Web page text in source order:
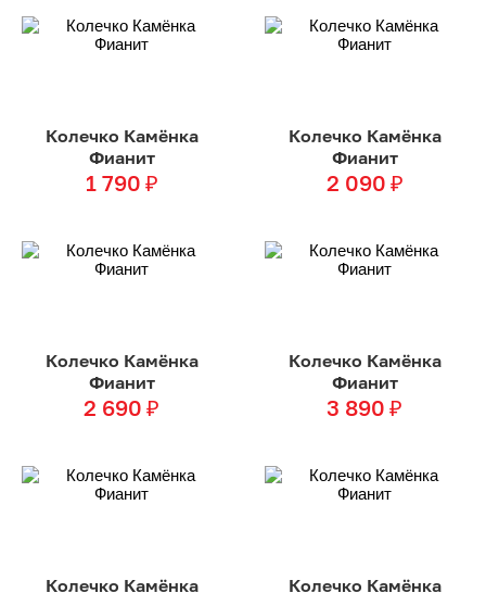
Колечко Камёнка
Фианит
1 790 ₽
Колечко Камёнка
Фианит
2 090 ₽
Колечко Камёнка
Фианит
2 690 ₽
Колечко Камёнка
Фианит
3 890 ₽
Колечко Камёнка Колечко Камёнка